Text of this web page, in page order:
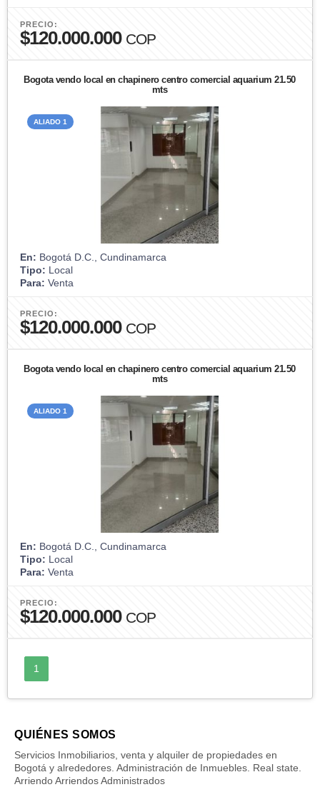
PRECIO:
$120.000.000 COP
Bogota vendo local en chapinero centro comercial aquarium 21.50
mts
ALIADO 1
En: Bogotá D.C., Cundinamarca
Tipo: Local
Para: Venta
PRECIO:
$120.000.000 COP
Bogota vendo local en chapinero centro comercial aquarium 21.50
mts
ALIADO 1
En: Bogotá D.C., Cundinamarca
Tipo: Local
Para: Venta
PRECIO:
$120.000.000 COP
1
QUIÉNES SOMOS
Servicios Inmobiliarios, venta y alquiler de propiedades en
Bogotá y alrededores. Administración de Inmuebles. Real state.
Arriendo Arriendos Administrados